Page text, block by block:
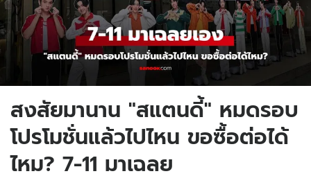
สงสัยมานาน "สแตนดี้" หมดรอบ
โปรโมชั่นแล้วไปไหน ขอซื้อต่อได้
ไหม? 7-11 มาเฉลย